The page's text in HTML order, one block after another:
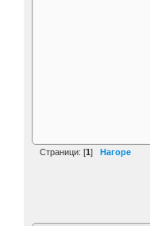
Страници: [1] Нагоре